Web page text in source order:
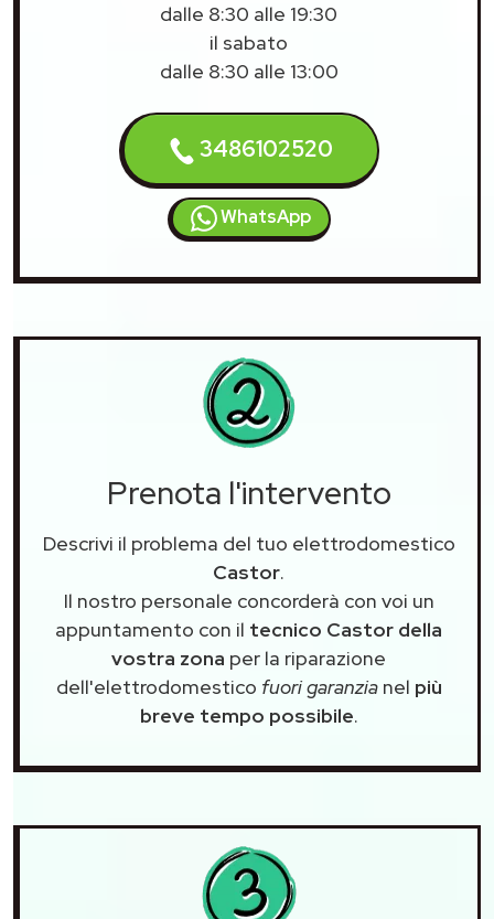
dalle 8:30 alle 19:30
il sabato
dalle 8:30 alle 13:00
3486102520
WhatsApp
Prenota l'intervento
Descrivi il problema del tuo elettrodomestico
Castor.
Il nostro personale concorderà con voi un
appuntamento con il tecnico Castor della
vostra zona per la riparazione
dell'elettrodomestico fuori garanzianel più
breve tempo possibile.